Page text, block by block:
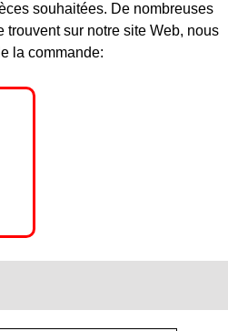
souhaitées. De nombreuses
sur notre site Web, nous
la commande: